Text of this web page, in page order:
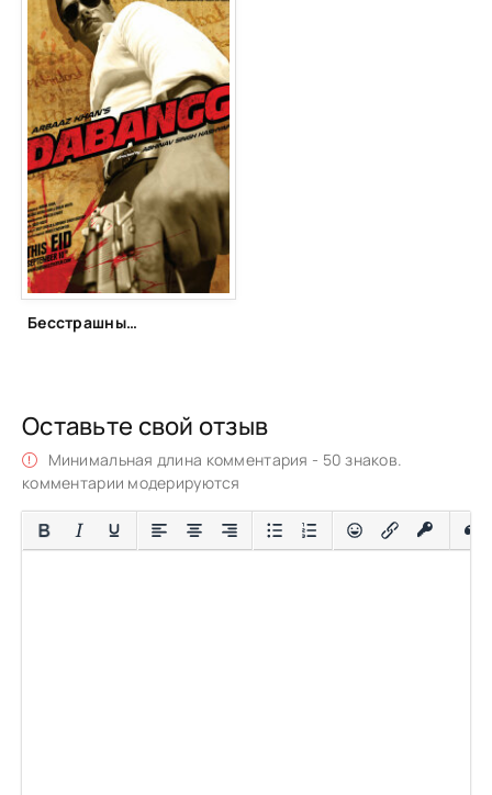
Бесстрашный (2010)
Оставьте свой отзыв
Минимальная длина комментария - 50 знаков.
комментарии модерируются